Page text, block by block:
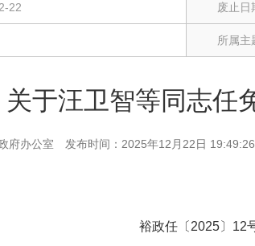
22 废止日
所属主
关于汪卫智等同志任
府办公室 发布时间：2025年12月22日 19:49:26
裕政任〔 2025〕 12